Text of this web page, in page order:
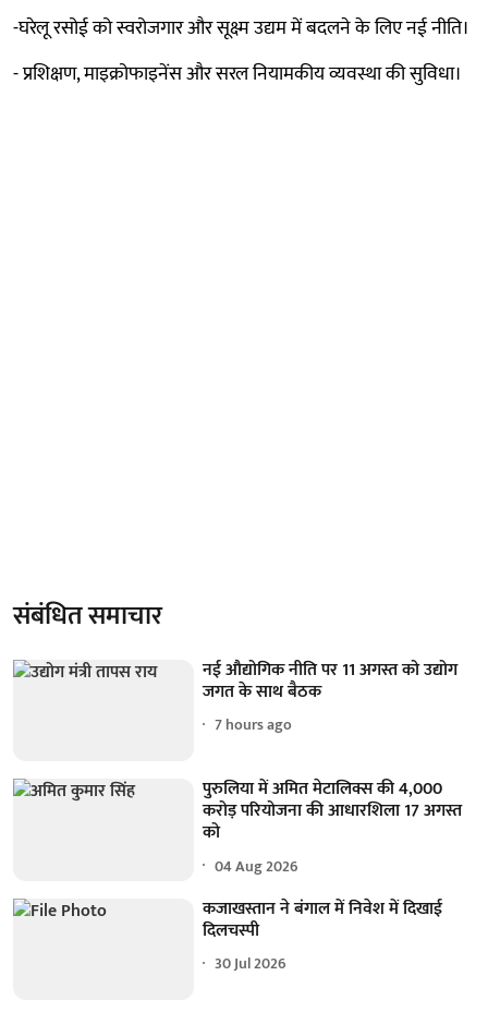
-घरेलू रसोई को स्वरोजगार और सूक्ष्म उद्यम में बदलने के लिए नई नीति।
- प्रशिक्षण, माइक्रोफाइनेंस और सरल नियामकीय व्यवस्था की सुविधा।
संबंधित समाचार
नई औद्योगिक नीति पर 11 अगस्त को उद्योग
जगत के साथ बैठक
7 hours ago
पुरुलिया में अमित मेटालिक्स की 4,000
करोड़ परियोजना की आधारशिला 17 अगस्त
को
04 Aug 2026
कजाखस्तान ने बंगाल में निवेश में दिखाई
दिलचस्पी
30 Jul 2026